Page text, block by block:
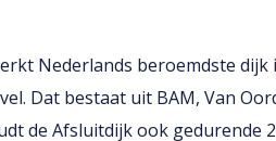
Nederlands beroemdste
Dat bestaat uit BAM, Van
de Afsluitdijk ook gedurende